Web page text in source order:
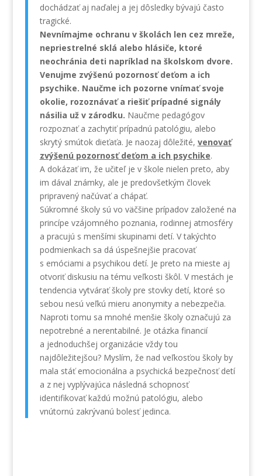
dochádzať aj naďalej a jej dôsledky bývajú často
tragické.
Nevnímajme ochranu v školách len cez mreže,
nepriestrelné sklá alebo hlásiče, ktoré
neochránia deti napríklad na školskom dvore.
Venujme zvýšenú pozornosť deťom a ich
psychike. Naučme ich pozorne vnímať svoje
okolie, rozoznávať a riešiť prípadné signály
násilia už v zárodku. Naučme pedagógov
rozpoznať a zachytiť prípadnú patológiu, alebo
skrytý smútok dieťaťa. Je naozaj dôležité, venovať
zvýšenú pozornosť deťom a ich psychike.
A dokázať im, že učiteľ je v škole nielen preto, aby
im dával známky, ale je predovšetkým človek
pripravený načúvať a chápať.
Súkromné školy sú vo väčšine prípadov založené na
princípe vzájomného poznania, rodinnej atmosféry
a pracujú s menšími skupinami detí. V takýchto
podmienkach sa dá úspešnejšie pracovať
s emóciami a psychikou detí. Je preto na mieste aj
otvoriť diskusiu na tému veľkosti škôl. V mestách je
tendencia vytvárať školy pre stovky detí, ktoré so
sebou nesú veľkú mieru anonymity a nebezpečia.
Naproti tomu sa mnohé menšie školy označujú za
nepotrebné a nerentabilné. Je otázka financií
a jednoduchšej organizácie vždy tou
najdôležitejšou? Myslím, že nad veľkosťou školy by
mala stáť emocionálna a psychická bezpečnosť detí
a z nej vyplývajúca následná schopnosť
identifikovať každú možnú patológiu, alebo
vnútornú zakrývanú bolesť jedinca.